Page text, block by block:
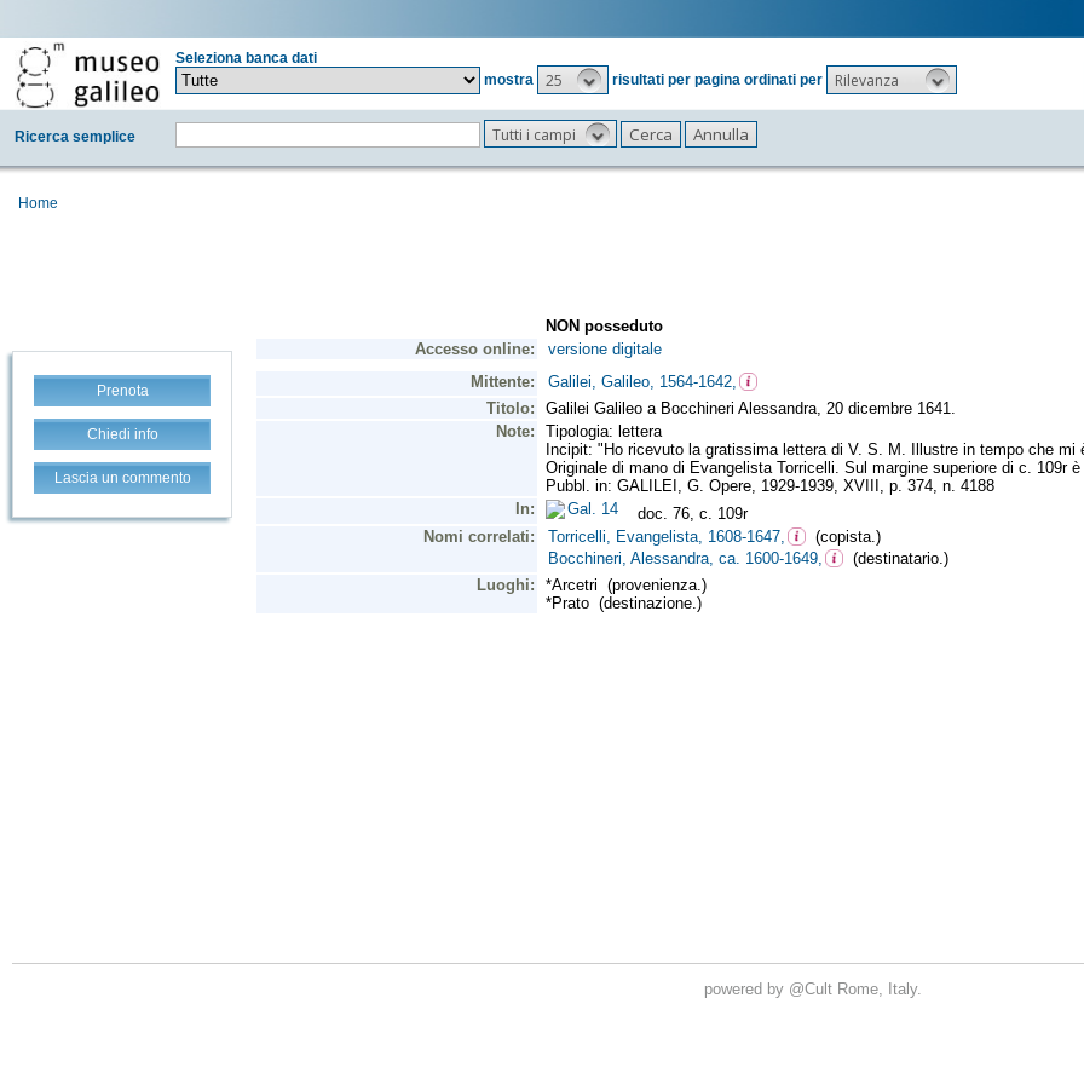
Seleziona banca dati
mostra
25 risultati per pagina ordinati per Rilevanza
Ricerca semplice Tutti i campi
Home
Prenota
Chiedi info
Lascia un commento
powered by @Cult Rome, Italy.